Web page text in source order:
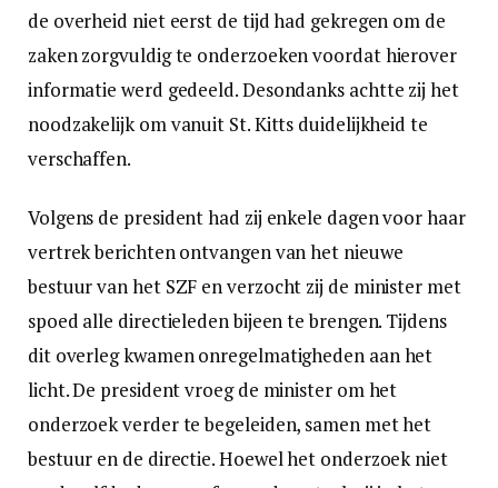
de overheid niet eerst de tijd had gekregen om de
zaken zorgvuldig te onderzoeken voordat hierover
informatie werd gedeeld. Desondanks achtte zij het
noodzakelijk om vanuit St. Kitts duidelijkheid te
verschaffen.
Volgens de president had zij enkele dagen voor haar
vertrek berichten ontvangen van het nieuwe
bestuur van het SZF en verzocht zij de minister met
spoed alle directieleden bijeen te brengen. Tijdens
dit overleg kwamen onregelmatigheden aan het
licht. De president vroeg de minister om het
onderzoek verder te begeleiden, samen met het
bestuur en de directie. Hoewel het onderzoek niet